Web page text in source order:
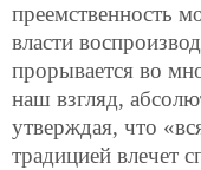
преемственность
власти
прорывается во
наш взгляд,
утверждая, что
традицией влечет